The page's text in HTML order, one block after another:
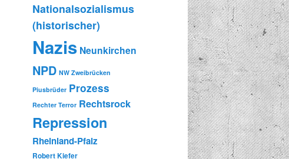
Nationalsozialismus
(historischer)
Nazis Neunkirchen
NPD NW Zweibrücken
Piusbrüder Prozess
Rechter Terror Rechtsrock
Repression
Rheinland-Pfalz
Robert Kiefer